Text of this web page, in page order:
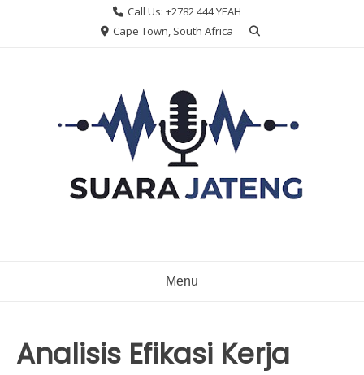
Call Us: +2782 444 YEAH
Cape Town, South Africa
Menu
Analisis Efikasi Kerja